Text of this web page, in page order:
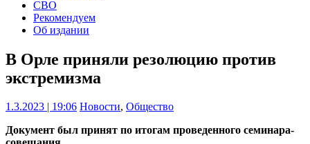
СВО
Рекомендуем
Об издании
В Орле приняли резолюцию против
экстремизма
1.3.2023 | 19:06 Новости, Общество
Документ был принят по итогам проведенного семинара-